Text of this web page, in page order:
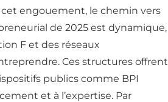
engouement, le chemin vers
de 2025 est dynamique,
F et des réseaux
Ces structures offrent
publics comme BPI
et à l’expertise. Par